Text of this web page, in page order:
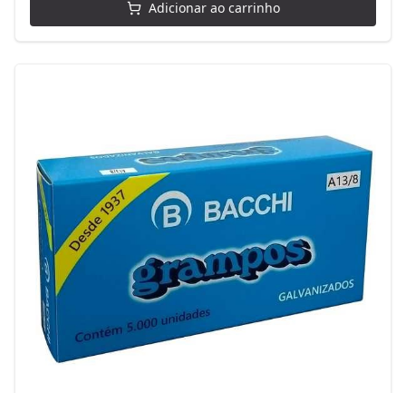
Adicionar ao carrinho